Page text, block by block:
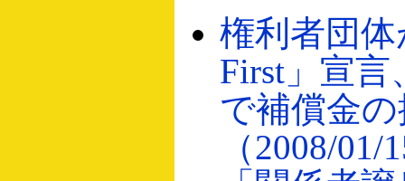
権利者団体
First」宣言
で補償金
（2008/01/